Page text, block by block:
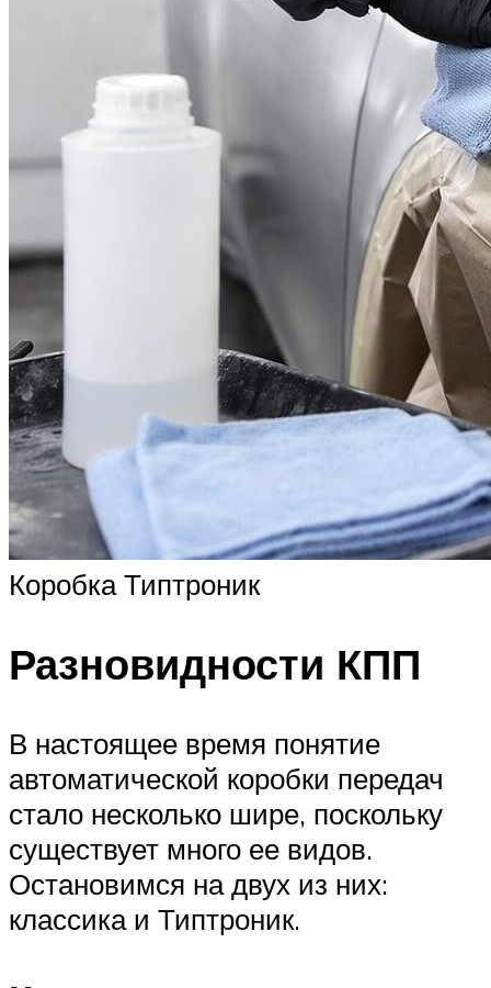
Коробка Типтроник
Разновидности КПП
В настоящее время понятие
автоматической коробки передач
стало несколько шире, поскольку
существует много ее видов.
Остановимся на двух из них:
классика и Типтроник.